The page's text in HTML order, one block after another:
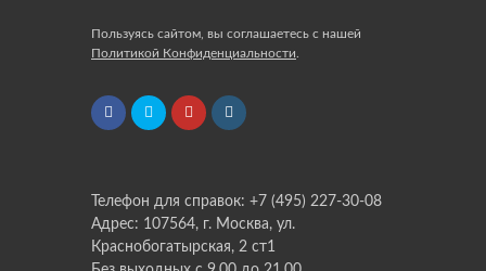
Пользуясь сайтом, вы соглашаетесь с нашей
Политикой Конфиденциальности
Телефон для справок: +7 (495) 227-30-08
Адрес: 107564, г. Москва, ул.
Краснобогатырская, 2 ст1